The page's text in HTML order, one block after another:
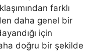
farklı
daha genel bir
için
doğru bir şekilde